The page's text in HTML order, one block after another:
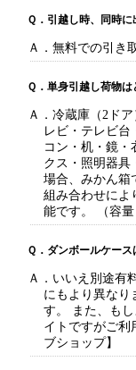
Ｑ．引越し時、同時
Ａ．無料での引き
Ｑ．単身引越し荷物は
Ａ．冷蔵庫（2ド
レビ・テレビ台
コン・机・鏡・
クス・照明器具
場合、みかん箱
組み合わせによ
能です。 （容
Ｑ．ダンボールケース
Ａ．いいえ別途有
にもより異なり
す。 また、も
イトですがご
ブショップ】